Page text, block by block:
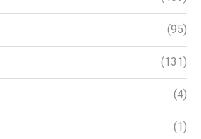
(95)
(131)
(4)
(1)